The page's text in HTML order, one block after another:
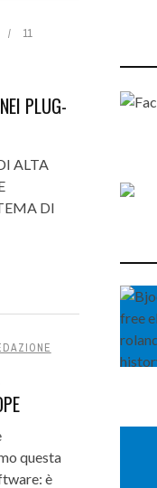
11
PLUG-
ALTA
DI
questa
è